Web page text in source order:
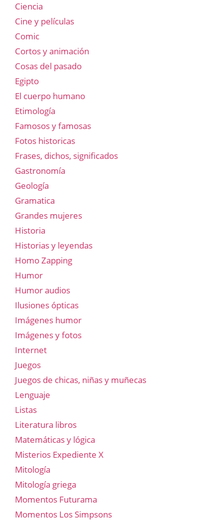
Ciencia
Cine y películas
Comic
Cortos y animación
Cosas del pasado
Egipto
El cuerpo humano
Etimología
Famosos y famosas
Fotos historicas
Frases, dichos, significados
Gastronomía
Geología
Gramatica
Grandes mujeres
Historia
Historias y leyendas
Homo Zapping
Humor
Humor audios
Ilusiones ópticas
Imágenes humor
Imágenes y fotos
Internet
Juegos
Juegos de chicas, niñas y muñecas
Lenguaje
Listas
Literatura libros
Matemáticas y lógica
Misterios Expediente X
Mitología
Mitología griega
Momentos Futurama
Momentos Los Simpsons